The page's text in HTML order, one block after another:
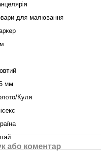
для малювання
мм
Куля
або коментар